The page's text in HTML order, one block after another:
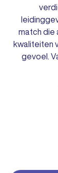
match die
kwaliteiten
gevoel.